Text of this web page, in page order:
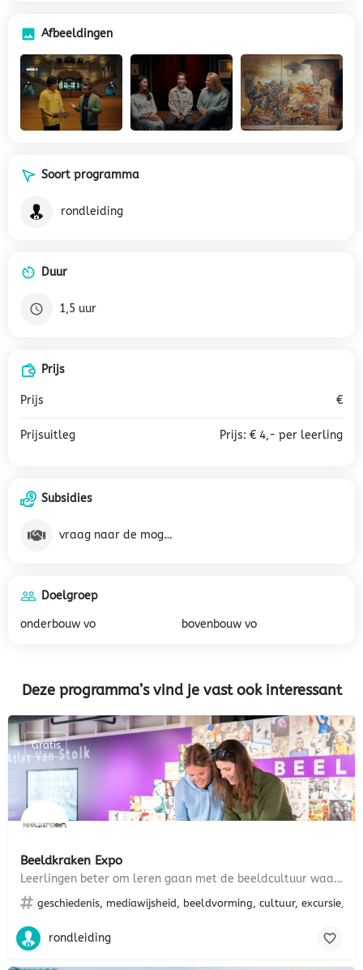
Afbeeldingen
Soort programma
rondleiding
Duur
1,5 uur
Prijs
Prijs €
Prijsuitleg Prijs: € 4,- per leerling
Subsidies
vraag naar de mogelijkheden
Doelgroep
onderbouw vo bovenbouw vo
Deze programma’s vind je vast ook interessant
Beeldkraken Expo
Leerlingen beter om leren gaan met de beeldcultuur waarin ze opgroeien
geschiedenis, mediawijsheid, beeldvorming, cultuur, excursie,
Gratis
rondleiding